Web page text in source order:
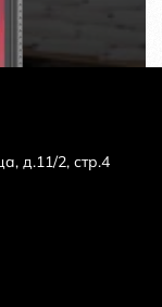
д.11/2, стр.4